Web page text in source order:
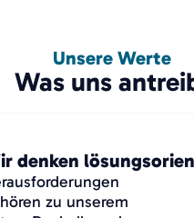
Unsere Werte
Was uns
denken
zu unserem